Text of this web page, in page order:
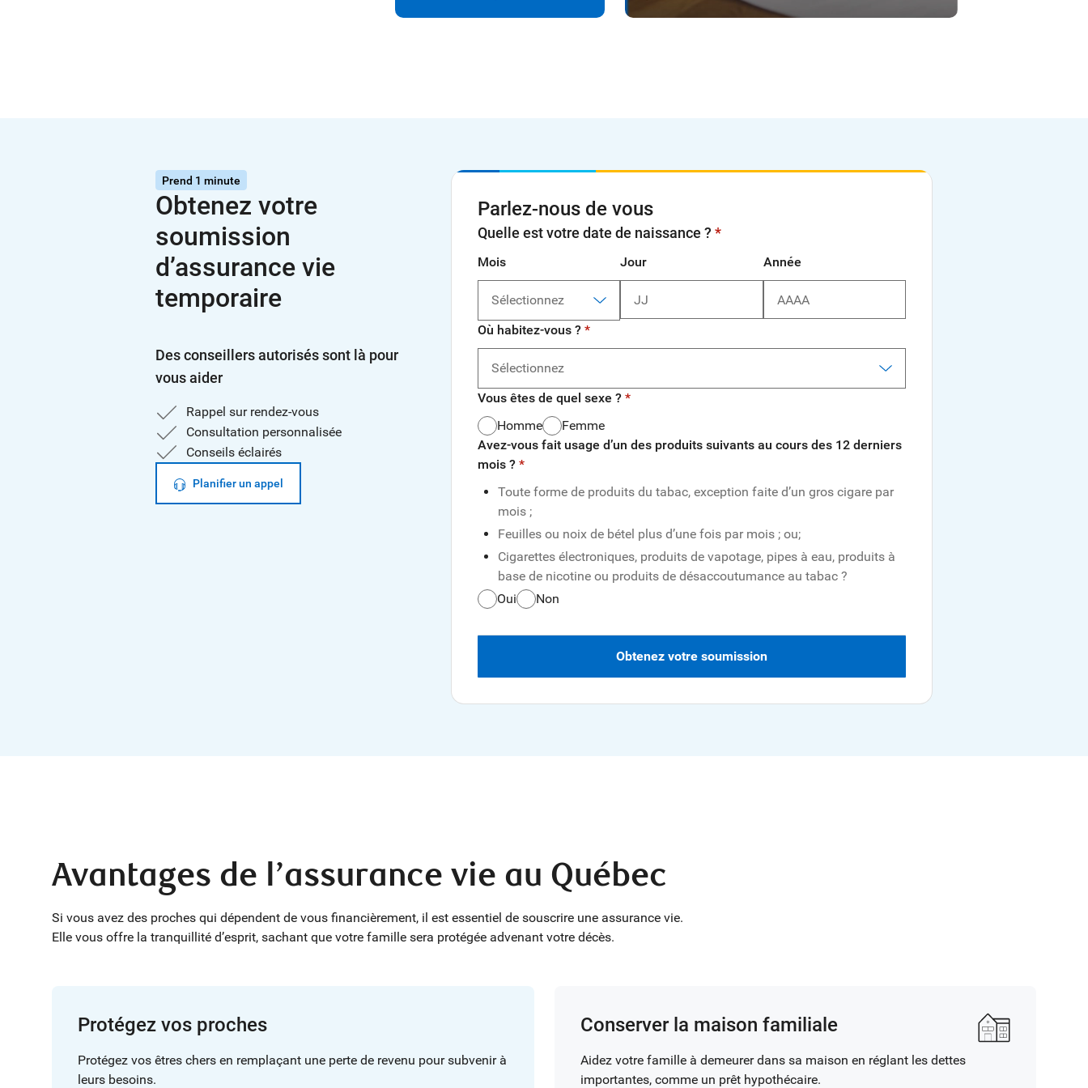
Prend 1 minute
Obtenez votre
soumission
d’assurance vie
temporaire
Des conseillers autorisés sont là pour
vous aider
Rappel sur rendez-vous
Consultation personnalisée
Conseils éclairés
Planifier un appel
Parlez-nous de vous
Quelle est votre date de naissance ?
Mois
Sélectionnez
Jour Année
Où habitez-vous ?
Sélectionnez
Vous êtes de quel sexe ?
Homme
Femme
Avez-vous fait usage d’un des produits suivants au cours des 12 derniers
mois ?
Toute forme de produits du tabac, exception faite d’un gros cigare par
mois ;
Feuilles ou noix de bétel plus d’une fois par mois ; ou;
Cigarettes électroniques, produits de vapotage, pipes à eau, produits à
base de nicotine ou produits de désaccoutumance au tabac ?
Oui
Non
Obtenez votre soumission
Avantages de l’assurance vie au Québec
Si vous avez des proches qui dépendent de vous financièrement, il est essentiel de souscrire une assurance vie.
Elle vous offre la tranquillité d’esprit, sachant que votre famille sera protégée advenant votre décès.
Protégez vos proches
Protégez vos êtres chers en remplaçant une perte de revenu pour subvenir à
leurs besoins.
Conserver la maison familiale
Aidez votre famille à demeurer dans sa maison en réglant les dettes
importantes, comme un prêt hypothécaire.